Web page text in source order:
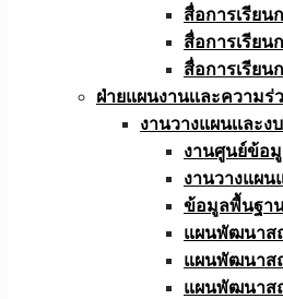
สื่อการเรียน
สื่อการเรียน
สื่อการเรียน
ฝ่ายแผนงานเเละความร่
งานวางแผนเเละ
งานศูนย์ข้อ
งานวางแผ
ข้อมูลพื้นฐา
แผนพัฒนาส
แผนพัฒนาส
แผนพัฒนาส